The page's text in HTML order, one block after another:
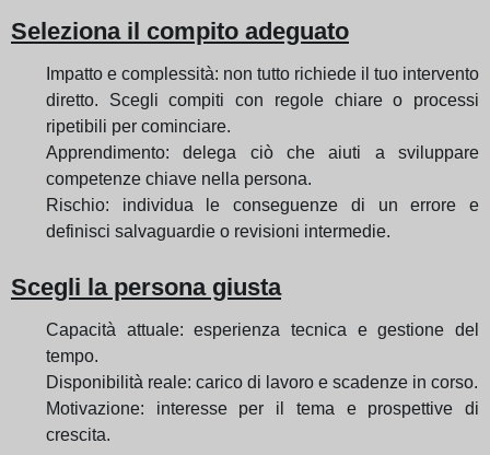
Seleziona il compito adeguato
Impatto e complessità: non tutto richiede il tuo intervento
diretto. Scegli compiti con regole chiare o processi
ripetibili per cominciare.
Apprendimento: delega ciò che aiuti a sviluppare
competenze chiave nella persona.
Rischio: individua le conseguenze di un errore e
definisci salvaguardie o revisioni intermedie.
Scegli la persona giusta
Capacità attuale: esperienza tecnica e gestione del
tempo.
Disponibilità reale: carico di lavoro e scadenze in corso.
Motivazione: interesse per il tema e prospettive di
crescita.